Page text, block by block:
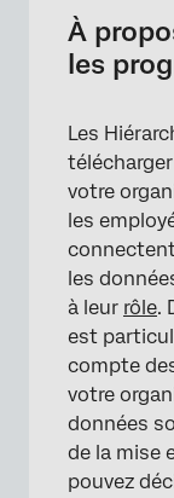
Avant de
Courant
Effets des
les
FAQs
À
les
Les
votre
les
les
à leur rôle.
est
compte
votre
données
de la mise
pouvez